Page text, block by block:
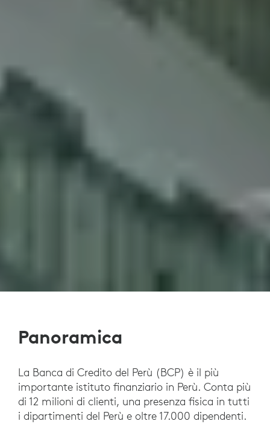
Panoramica
La Banca di Credito del Perù (BCP) è il più
importante istituto finanziario in Perù. Conta più
di 12 milioni di clienti, una presenza fisica in tutti
i dipartimenti del Perù e oltre 17.000 dipendenti.